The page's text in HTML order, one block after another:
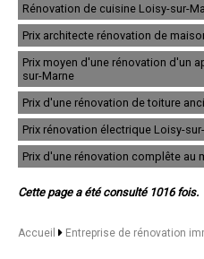
- Entreprise de
- Entreprise de rénovation
- Entreprise de rénovation
- Entreprise de rénovation
- Entreprise de rénovation
- Entreprise de
- Entreprise de rénovation
- Entreprise de rénovation
- Entreprise de rénovation
- Entreprise de rénovation
- Entreprise de rénovation
- Entreprise de
- Entreprise de rénovation
- Entreprise de rénovation
Rénovation de cuisine Loisy-sur-
Prix architecte rénovation de
Prix moyen d'une rénovation d'un
sur-Marne
Prix d'une rénovation de toiture
Prix rénovation électrique Loisy-
Prix d'une rénovation complête au
Cette page a été consulté 1016 fois.
Accueil Entreprise de rénovation